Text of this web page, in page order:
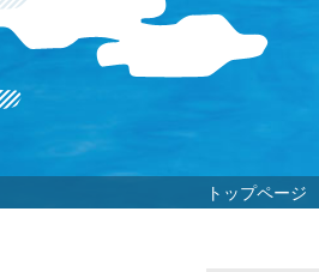
トップページ